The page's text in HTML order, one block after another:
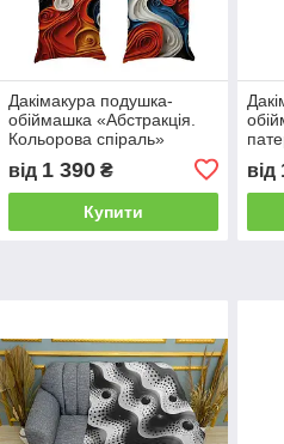
Дакімакура подушка-
обіймашка «Абстракція.
Кольорова спіраль»
від 1 390₴
Купити
від